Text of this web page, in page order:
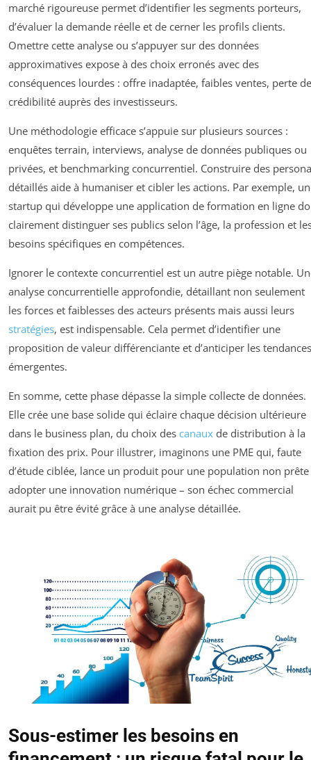
marché rigoureuse permet d’identifier les segments porteurs,
d’évaluer la demande réelle et de cerner les profils clients.
Omettre cette analyse ou s’appuyer sur des données
approximatives expose à des choix erronés avec des
conséquences lourdes : offre inadaptée, faibles ventes, perte de
crédibilité auprès des investisseurs.
Une méthodologie efficace s’appuie sur plusieurs sources :
enquêtes terrain, interviews, analyse de données publiques ou
privées, et benchmarking concurrentiel. Construire des
détaillés aide à humaniser et cibler les actions. Par exemple,
startup qui développe une application de formation en ligne
clairement distinguer ses publics selon l’âge, la profession et
besoins spécifiques en compétences.
Ignorer le contexte concurrentiel est un autre piège notable.
analyse concurrentielle approfondie, détaillant non seulement
les forces et faiblesses des acteurs présents mais aussi leurs
stratégies, est indispensable. Cela permet d’identifier une
proposition de valeur différenciante et d’anticiper les tendances
émergentes.
En somme, cette phase dépasse la simple collecte de données.
Elle crée une base solide qui éclaire chaque décision ultérieure
dans le business plan, du choix des canaux de distribution à la
fixation des prix. Pour illustrer, imaginons une PME qui, faute
d’étude ciblée, lance un produit pour une population non prête
adopter une innovation numérique – son échec commercial
aurait pu être évité grâce à une analyse détaillée.
Sous-estimer les besoins en